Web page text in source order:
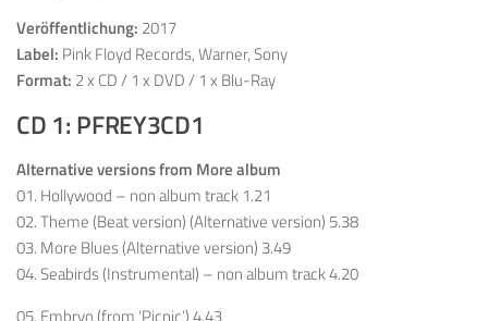
Veröffentlichung: 2017
Label: Pink Floyd Records, Warner, Sony
Format: 2 x CD / 1 x DVD / 1 x Blu-Ray
CD 1: PFREY3CD1
Alternative versions from More album
01. Hollywood – non album track 1.21
02. Theme (Beat version) (Alternative version) 5.38
03. More Blues (Alternative version) 3.49
04. Seabirds (Instrumental) – non album track 4.20